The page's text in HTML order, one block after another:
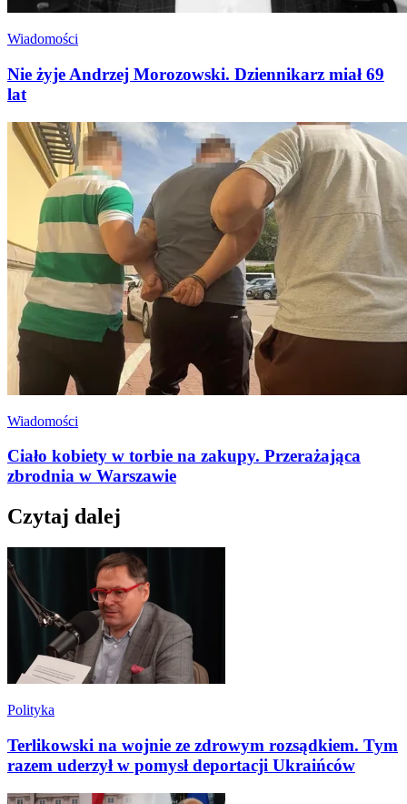
Wiadomości
Nie żyje Andrzej Morozowski. Dziennikarz miał 69
lat
Wiadomości
Ciało kobiety w torbie na zakupy. Przerażająca
zbrodnia w Warszawie
Czytaj dalej
Polityka
Terlikowski na wojnie ze zdrowym rozsądkiem. Tym
razem uderzył w pomysł deportacji Ukraińców